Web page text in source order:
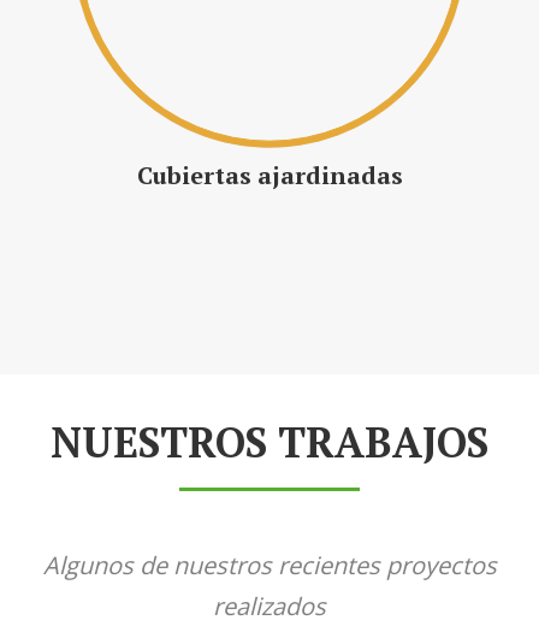
Cubiertas ajardinadas
NUESTROS TRABAJOS
Algunos de nuestros recientes proyectos
realizados